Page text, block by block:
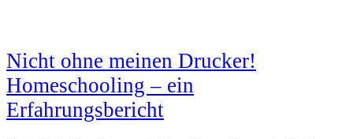
Nicht ohne meinen Drucker!
Homeschooling – ein
Erfahrungsbericht